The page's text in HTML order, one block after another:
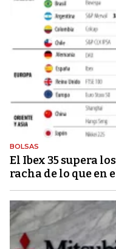
BOLSAS
El Ibex 35 supera
racha de lo que en